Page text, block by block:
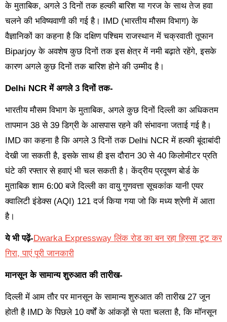
के मुताबिक, अगले 3 दिनों तक हल्की बारिश या गरज के साथ तेज हवा
चलने की भविष्यवाणी की गई है। IMD (भारतीय मौसम विभाग) के
वैज्ञानिकों का कहना है कि दक्षिण पश्चिम राजस्थान में चक्रवाती तूफान
Biparjoy के अवशेष कुछ दिनों तक इस क्षेत्र में नमी बढ़ाते रहेंगे, इसके
कारण अगले कुछ दिनों तक बारिश होने की उम्मीद है।
Delhi NCR में अगले 3 दिनों तक-
भारतीय मौसम विभाग के मुताबिक, अगले कुछ दिनों दिल्ली का अधिकतम
तापमान 38 से 39 डिग्री के आसपास रहने की संभावना जताई गई है।
IMD का कहना है कि अगले 3 दिनों तक Delhi NCR में हल्की बूंदाबांदी
देखी जा सकती है, इसके साथ ही इस दौरान 30 से 40 किलोमीटर प्रति
घंटे की रफ्तार से हवाएं भी चल सकती है। केंद्रीय प्रदूषण बोर्ड के
मुताबिक शाम 6:00 बजे दिल्ली का वायु गुणवत्ता सूचकांक यानी एयर
क्वालिटी इंडेक्स (AQI) 121 दर्ज किया गया जो कि मध्य श्रेणी में आता
है।
ये भी पढ़ें-Dwarka Expressway लिंक रोड का बन रहा हिस्सा टूट कर
गिरा, पाएं पूरी जानकारी
मानसून के सामान्य शुरुआत की तारीख-
दिल्ली में आम तौर पर मानसून के सामान्य शुरुआत की तारीख 27 जून
होती है IMD के पिछले 10 वर्षों के आंकड़ों से पता चलता है, कि मॉनसून